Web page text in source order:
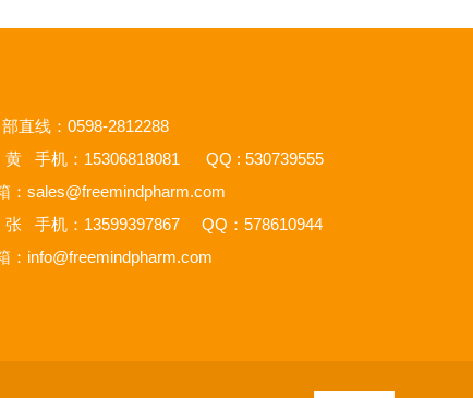
直线：0598-2812288
黄 手机：15306818081 QQ : 530739555
： sales@freemindpharm.com
张 手机：13599397867 QQ：578610944
： info@freemindpharm.com